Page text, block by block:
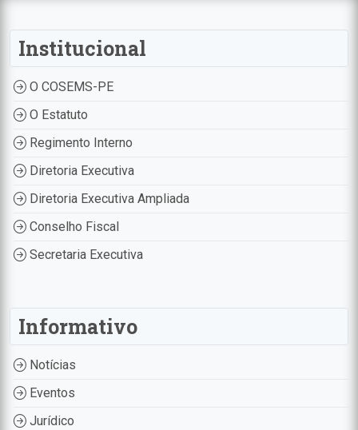
Institucional
O COSEMS-PE
O Estatuto
Regimento Interno
Diretoria Executiva
Diretoria Executiva Ampliada
Conselho Fiscal
Secretaria Executiva
Informativo
Notícias
Eventos
Jurídico